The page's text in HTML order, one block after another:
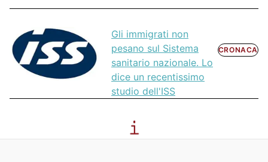
Gli immigrati non
pesano sul Sistema
sanitario nazionale. Lo
dice un recentissimo
studio dell'ISS
CRONACA